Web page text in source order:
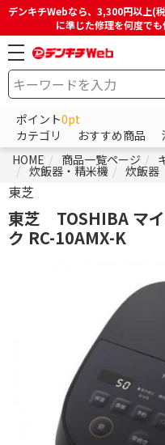
デンキチWebなら、3,300円以上(
に準じた修理を何度でも
ポイント0pt
カテゴリ
おすすめ商品
HOME
商品一覧ページ
炊飯器・精米機 炊飯器
東芝
東芝 TOSHIBA マ
ク RC-10AMX-K